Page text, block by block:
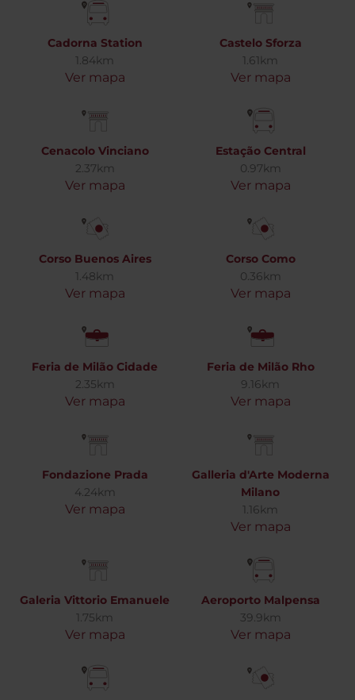
Cadorna Station
1.84km
Ver mapa
Castelo Sforza
1.61km
Ver mapa
Cenacolo Vinciano
2.37km
Ver mapa
Estação Central
0.97km
Ver mapa
Corso Buenos Aires
1.48km
Ver mapa
Corso Como
0.36km
Ver mapa
Feria de Milão Cidade
2.35km
Ver mapa
Feria de Milão Rho
9.16km
Ver mapa
Fondazione Prada
4.24km
Ver mapa
Galleria d'Arte Moderna
Milano
1.16km
Ver mapa
Galeria Vittorio Emanuele
1.75km
Ver mapa
Aeroporto Malpensa
39.9km
Ver mapa